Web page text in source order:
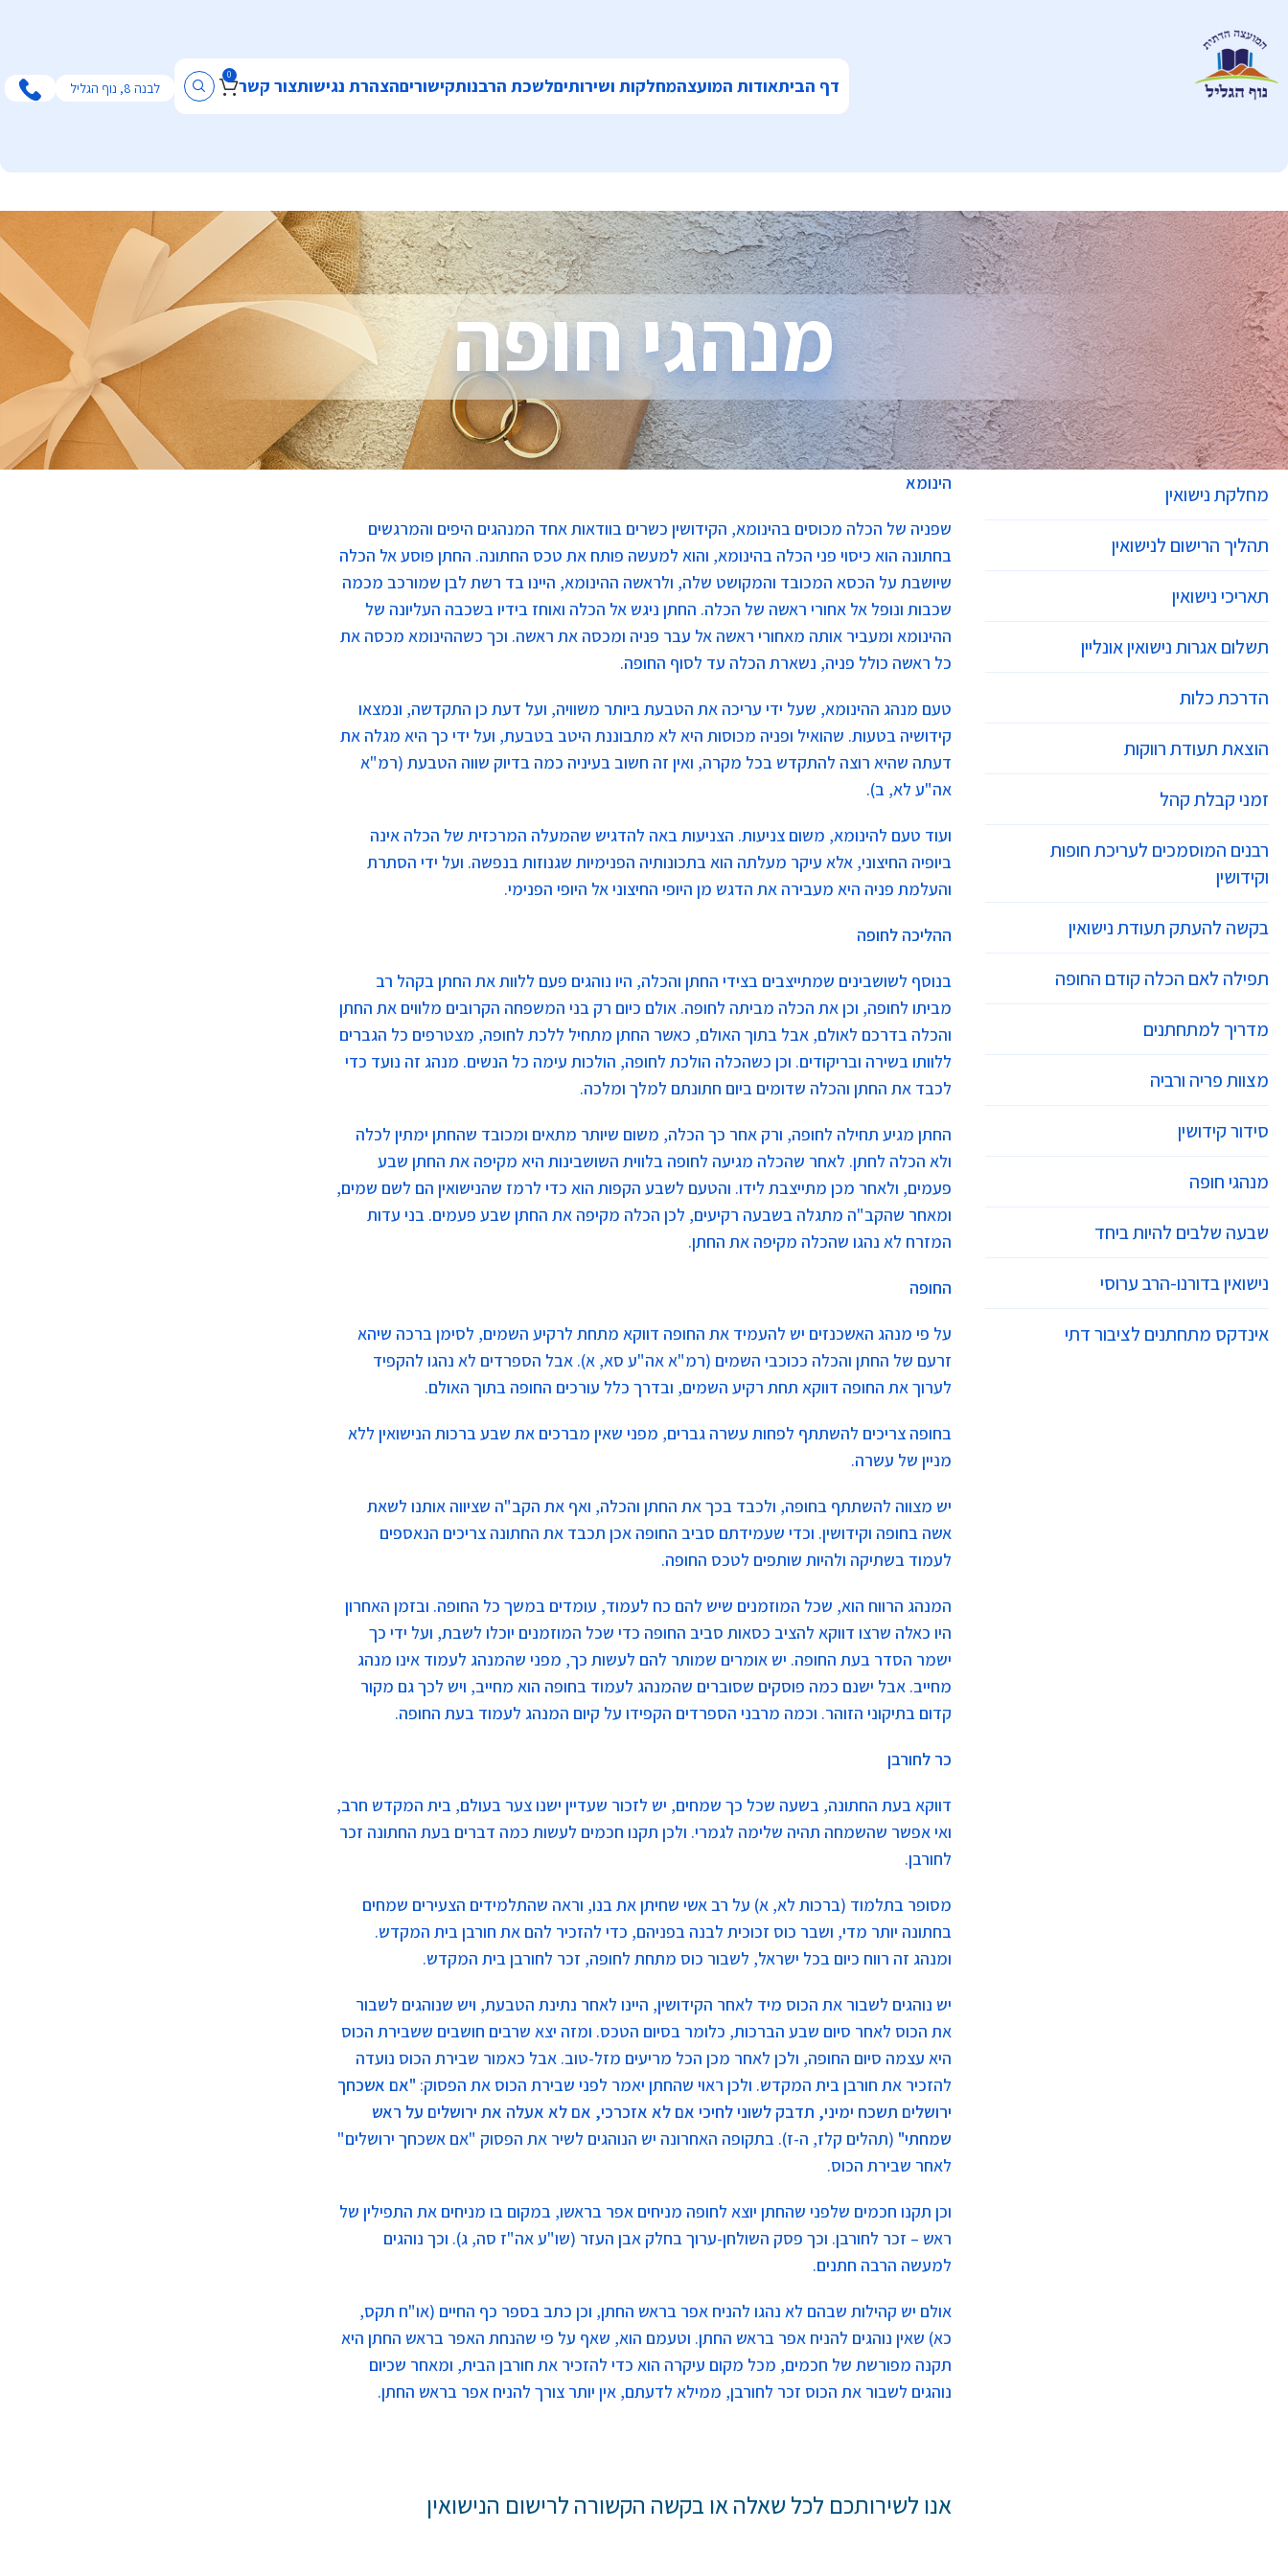
דף הביתאודות המועצהמחלקות ושירותיםלשכת הרבנותקישוריםהצהרת נגישותצור קשר 0
לבנה 8, נוף הגליל
מנהגי חופה
הינומא
שפניה של הכלה מכוסים בהינומא, הקידושין כשרים בוודאות אחד המנהגים היפים והמרגשים
בחתונה הוא כיסוי פני הכלה בהינומא, והוא למעשה פותח את טכס החתונה. החתן פוסע אל הכלה
שיושבת על הכסא המכובד והמקושט שלה, ולראשה ההינומא, היינו בד רשת לבן שמורכב מכמה
שכבות ונופל אל אחורי ראשה של הכלה. החתן ניגש אל הכלה ואוחז בידיו בשכבה העליונה של
ההינומא ומעביר אותה מאחורי ראשה אל עבר פניה ומכסה את ראשה. וכך כשההינומא מכסה את
כל ראשה כולל פניה, נשארת הכלה עד לסוף החופה.
טעם מנהג ההינומא, שעל ידי עריכה את הטבעת ביותר משוויה, ועל דעת כן התקדשה, ונמצאו
קידושיה בטעות. שהואיל ופניה מכוסות היא לא מתבוננת היטב בטבעת, ועל ידי כך היא מגלה את
דעתה שהיא רוצה להתקדש בכל מקרה, ואין זה חשוב בעיניה כמה בדיוק שווה הטבעת (רמ"א
אה"ע לא, ב).
ועוד טעם להינומא, משום צניעות. הצניעות באה להדגיש שהמעלה המרכזית של הכלה אינה
ביופיה החיצוני, אלא עיקר מעלתה הוא בתכונותיה הפנימיות שגנוזות בנפשה. ועל ידי הסתרת
והעלמת פניה היא מעבירה את הדגש מן היופי החיצוני אל היופי הפנימי.
ההליכה לחופה
בנוסף לשושבינים שמתייצבים בצידי החתן והכלה, היו נוהגים פעם ללוות את החתן בקהל רב
מביתו לחופה, וכן את הכלה מביתה לחופה. אולם כיום רק בני המשפחה הקרובים מלווים את החתן
והכלה בדרכם לאולם, אבל בתוך האולם, כאשר החתן מתחיל ללכת לחופה, מצטרפים כל הגברים
ללוותו בשירה ובריקודים. וכן כשהכלה הולכת לחופה, הולכות עימה כל הנשים. מנהג זה נועד כדי
לכבד את החתן והכלה שדומים ביום חתונתם למלך ומלכה.
החתן מגיע תחילה לחופה, ורק אחר כך הכלה, משום שיותר מתאים ומכובד שהחתן ימתין לכלה
ולא הכלה לחתן. לאחר שהכלה מגיעה לחופה בלווית השושבינות היא מקיפה את החתן שבע
פעמים, ולאחר מכן מתייצבת לידו. והטעם לשבע הקפות הוא כדי לרמז שהנישואין הם לשם שמים,
ומאחר שהקב"ה מתגלה בשבעה רקיעים, לכן הכלה מקיפה את החתן שבע פעמים. בני עדות
המזרח לא נהגו שהכלה מקיפה את החתן.
החופה
על פי מנהג האשכנזים יש להעמיד את החופה דווקא מתחת לרקיע השמים, לסימן ברכה שיהא
זרעם של החתן והכלה ככוכבי השמים (רמ"א אה"ע סא, א). אבל הספרדים לא נהגו להקפיד
לערוך את החופה דווקא תחת רקיע השמים, ובדרך כלל עורכים החופה בתוך האולם.
בחופה צריכים להשתתף לפחות עשרה גברים, מפני שאין מברכים את שבע ברכות הנישואין ללא
מניין של עשרה.
יש מצווה להשתתף בחופה, ולכבד בכך את החתן והכלה, ואף את הקב"ה שציווה אותנו לשאת
אשה בחופה וקידושין. וכדי שעמידתם סביב החופה אכן תכבד את החתונה צריכים הנאספים
לעמוד בשתיקה ולהיות שותפים לטכס החופה.
המנהג הרווח הוא, שכל המוזמנים שיש להם כח לעמוד, עומדים במשך כל החופה. ובזמן האחרון
היו כאלה שרצו דווקא להציב כסאות סביב החופה כדי שכל המוזמנים יוכלו לשבת, ועל ידי כך
ישמר הסדר בעת החופה. יש אומרים שמותר להם לעשות כך, מפני שהמנהג לעמוד אינו מנהג
מחייב. אבל ישנם כמה פוסקים שסוברים שהמנהג לעמוד בחופה הוא מחייב, ויש לכך גם מקור
קדום בתיקוני הזוהר. וכמה מרבני הספרדים הקפידו על קיום המנהג לעמוד בעת החופה.
כר לחורבן
דווקא בעת החתונה, בשעה שכל כך שמחים, יש לזכור שעדיין ישנו צער בעולם, בית המקדש חרב,
ואי אפשר שהשמחה תהיה שלימה לגמרי. ולכן תקנו חכמים לעשות כמה דברים בעת החתונה זכר
לחורבן.
מסופר בתלמוד (ברכות לא, א) על רב אשי שחיתן את בנו, וראה שהתלמידים הצעירים שמחים
בחתונה יותר מדי, ושבר כוס זכוכית לבנה בפניהם, כדי להזכיר להם את חורבן בית המקדש.
ומנהג זה רווח כיום בכל ישראל, לשבור כוס מתחת לחופה, זכר לחורבן בית המקדש.
יש נוהגים לשבור את הכוס מיד לאחר הקידושין, היינו לאחר נתינת הטבעת, ויש שנוהגים לשבור
את הכוס לאחר סיום שבע הברכות, כלומר בסיום הטכס. ומזה יצא שרבים חושבים ששבירת הכוס
היא עצמה סיום החופה, ולכן לאחר מכן הכל מריעים מזל-טוב. אבל כאמור שבירת הכוס נועדה
להזכיר את חורבן בית המקדש. ולכן ראוי שהחתן יאמר לפני שבירת הכוס את הפסוק: "אם אשכחך
ירושלים תשכח ימיני, תדבק לשוני לחיכי אם לא אזכרכי, אם לא אעלה את ירושלים על ראש
שמחתי" (תהלים קלז, ה-ז). בתקופה האחרונה יש הנוהגים לשיר את הפסוק "אם אשכחך ירושלים"
לאחר שבירת הכוס.
וכן תקנו חכמים שלפני שהחתן יוצא לחופה מניחים אפר בראשו, במקום בו מניחים את התפילין של
ראש – זכר לחורבן. וכך פסק השולחן-ערוך בחלק אבן העזר (שו"ע אה"ז סה, ג). וכך נוהגים
למעשה הרבה חתנים.
אולם יש קהילות שבהם לא נהגו להניח אפר בראש החתן, וכן כתב בספר כף החיים (או"ח תקס,
כא) שאין נוהגים להניח אפר בראש החתן. וטעמם הוא, שאף על פי שהנחת האפר בראש החתן היא
תקנה מפורשת של חכמים, מכל מקום עיקרה הוא כדי להזכיר את חורבן הבית, ומאחר שכיום
נוהגים לשבור את הכוס זכר לחורבן, ממילא לדעתם, אין יותר צורך להניח אפר בראש החתן.
אנו לשירותכם לכל שאלה או בקשה הקשורה לרישום הנישואין
מחלקת נישואין
תהליך הרישום לנישואין
תאריכי נישואין
תשלום אגרות נישואין אונליין
הדרכת כלות
הוצאת תעודת רווקות
זמני קבלת קהל
רבנים המוסמכים לעריכת חופות
וקידושין
בקשה להעתק תעודת נישואין
תפילה לאם הכלה קודם החופה
מדריך למתחתנים
מצוות פריה ורביה
סידור קידושין
מנהגי חופה
שבעה שלבים להיות ביחד
נישואין בדורנו-הרב ערוסי
אינדקס מתחתנים לציבור דתי